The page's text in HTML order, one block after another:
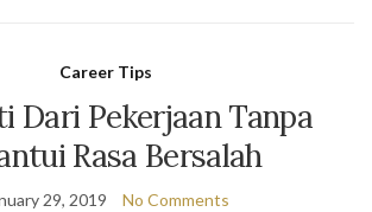
Career Tips
Dari Pekerjaan Tanpa
Rasa Bersalah
29, 2019 No Comments